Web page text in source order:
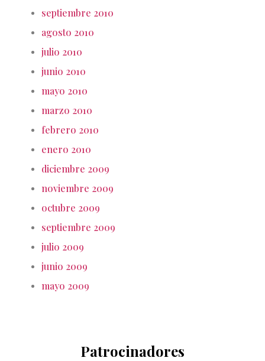
septiembre 2010
agosto 2010
julio 2010
junio 2010
mayo 2010
marzo 2010
febrero 2010
enero 2010
diciembre 2009
noviembre 2009
octubre 2009
septiembre 2009
julio 2009
junio 2009
mayo 2009
Patrocinadores